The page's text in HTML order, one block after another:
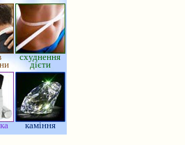
схуднення
дієти
каміння